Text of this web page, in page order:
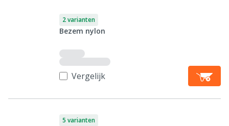
2 varianten
Bezem nylon
Vergelijk
5 varianten